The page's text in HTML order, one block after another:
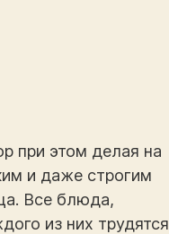
при этом делая на
и даже строгим
Все блюда,
из них трудятся